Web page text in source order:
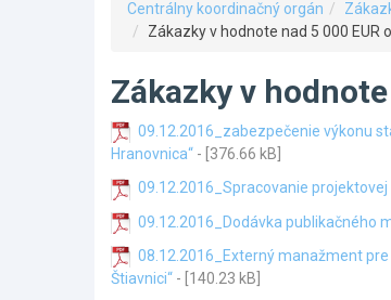
Centrálny koordinačný orgán
Zákazky v hodnote nad 5 000 EUR
Zákazky v
09.12.2016_zabezpečenie výkonu
Hranovnica“ - [376.66 kB]
09.12.2016_Spracovanie
09.12.2016_Dodávka publikačného
08.12.2016_Externý manažment
Štiavnici“ - [140.23 kB]